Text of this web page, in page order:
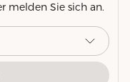
melden Sie sich an.